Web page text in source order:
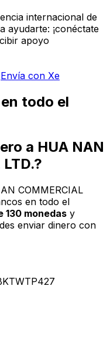
internacional de
ayudarte: ¡conéctate
apoyo
Envía con Xe
todo el
a HUA NAN
COMMERCIAL
en todo el
130 monedas y
enviar dinero con